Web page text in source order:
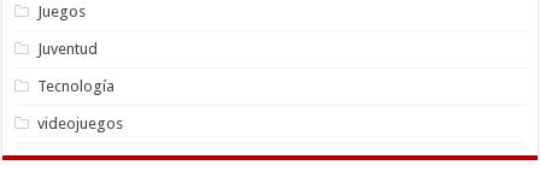
Juegos
Juventud
Tecnología
videojuegos